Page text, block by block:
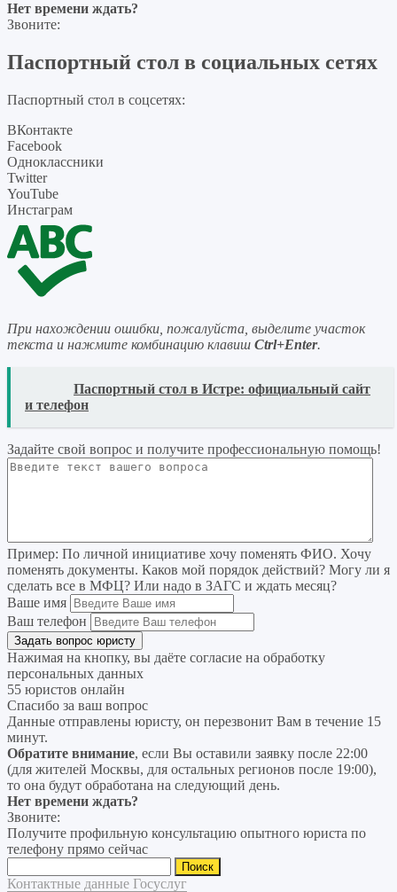
Нет времени ждать?
Звоните:
Паспортный стол в социальных сетях
Паспортный стол в соцсетях:
ВКонтакте
Facebook
Одноклассники
Twitter
YouTube
Инстаграм
При нахождении ошибки, пожалуйста, выделите участок
текста и нажмите комбинацию клавиш Ctrl+Enter.
Паспортный стол в Истре: официальный сайт
и телефон
Задайте свой вопрос и получите профессиональную помощь!
Пример: По личной инициативе хочу поменять ФИО. Хочу
поменять документы. Каков мой порядок действий? Могу ли я
сделать все в МФЦ? Или надо в ЗАГС и ждать месяц?
Ваше имя
Ваш телефон
Нажимая на кнопку, вы даёте согласие на обработку
персональных данных
55 юристов онлайн
Спасибо за ваш вопрос
Данные отправлены юристу, он перезвонит Вам в течение 15
минут.
Обратите внимание, если Вы оставили заявку после 22:00
(для жителей Москвы, для остальных регионов после 19:00),
то она будут обработана на следующий день.
Нет времени ждать?
Звоните:
Получите профильную консультацию опытного юриста по
телефону прямо сейчас
Контактные данные Госуслуг